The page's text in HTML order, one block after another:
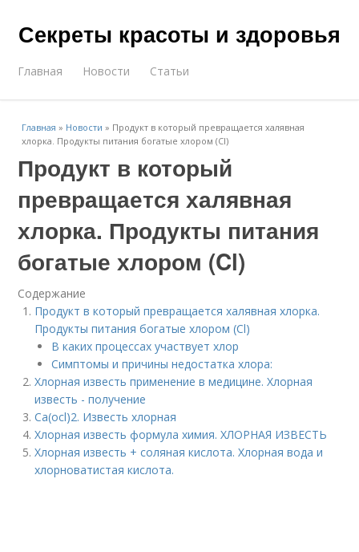
Секреты красоты и здоровья
Главная Новости Статьи
Главная » Новости » Продукт в который превращается халявная
хлорка. Продукты питания богатые хлором (Cl)
Продукт в который
превращается халявная
хлорка. Продукты питания
богатые хлором (Cl)
Содержание
Продукт в который превращается халявная хлорка.
Продукты питания богатые хлором (Cl)
В каких процессах участвует хлор
Симптомы и причины недостатка хлора:
Хлорная известь применение в медицине. Хлорная
известь - получение
Ca(ocl)2. Известь хлорная
Хлорная известь формула химия. ХЛОРНАЯ ИЗВЕСТЬ
Хлорная известь + соляная кислота. Хлорная вода и
хлорноватистая кислота.